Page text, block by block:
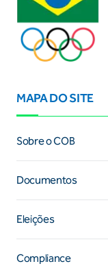
MAPA DO SITE
Sobre o COB
Documentos
Eleições
Compliance